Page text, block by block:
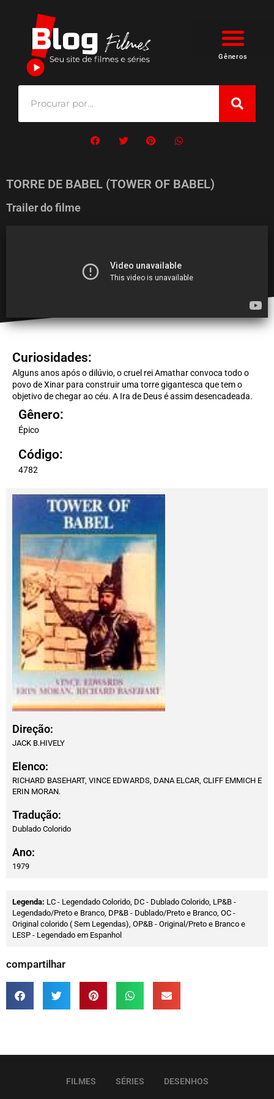
Gêneros
TORRE DE BABEL (TOWER OF BABEL)
Trailer do filme
Curiosidades:
Alguns anos após o dilúvio, o cruel rei Amathar convoca todo o
povo de Xinar para construir uma torre gigantesca que tem o
objetivo de chegar ao céu. A Ira de Deus é assim desencadeada.
Gênero:
Épico
Código:
4782
Direção:
JACK B.HIVELY
Elenco:
RICHARD BASEHART, VINCE EDWARDS, DANA ELCAR, CLIFF EMMICH E
ERIN MORAN.
Tradução:
Dublado Colorido
Ano:
1979
Legenda: LC - Legendado Colorido, DC - Dublado Colorido, LP&B -
Legendado/Preto e Branco, DP&B - Dublado/Preto e Branco, OC -
Original colorido ( Sem Legendas), OP&B - Original/Preto e Branco e
LESP - Legendado em Espanhol
compartilhar
FILMES SÉRIES DESENHOS